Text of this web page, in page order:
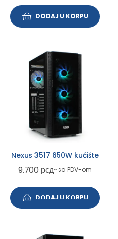
DODAJ U KORPU
Nexus 3517 650W kućište
9.700 рсд~ sa PDV-om
DODAJ U KORPU